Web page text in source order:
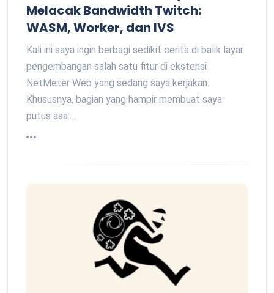
Melacak Bandwidth Twitch:
WASM, Worker, dan IVS
Kali ini saya ingin berbagi sedikit cerita di balik layar
pengembangan salah satu fitur di ekstensi
NetMeter Web yang sedang saya kerjakan.
Khususnya, bagian yang hampir membuat saya
putus asa:…